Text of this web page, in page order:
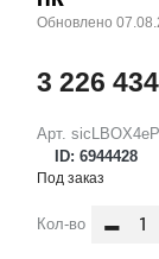
Арт.
ID: 6944428
Обновлено
3 226
Под заказ
Кол-во -